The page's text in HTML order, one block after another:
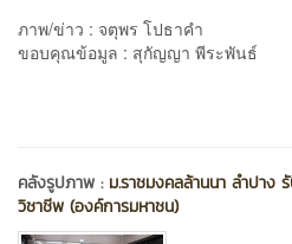
ภาพ/ข่าว : จตุพร โปธาคำ
ขอบคุณข้อมูล : สุกัญญา พีระพันธ์
คลังรูปภาพ : ม.ราชมงคลล้านนา ลำปา
วิชาชีพ (องค์การมหาชน)